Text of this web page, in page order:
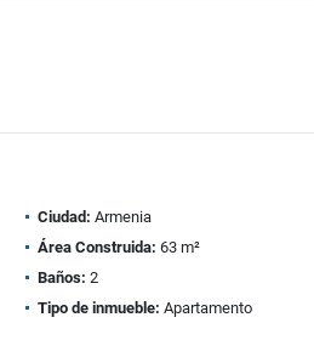
Ciudad: Armenia
Área Construida: 63 m²
Baños: 2
Tipo de inmueble: Apartamento